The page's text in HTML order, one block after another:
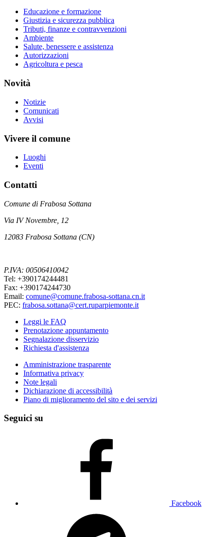
Educazione e formazione
Giustizia e sicurezza pubblica
Tributi, finanze e contravvenzioni
Ambiente
Salute, benessere e assistenza
Autorizzazioni
Agricoltura e pesca
Novità
Notizie
Comunicati
Avvisi
Vivere il comune
Luoghi
Eventi
Contatti
Comune di Frabosa Sottana
Via IV Novembre, 12
12083 Frabosa Sottana (CN)
P.IVA: 00506410042
Tel: +390174244481
Fax: +390174244730
Email: comune@comune.frabosa-sottana.cn.it
PEC: frabosa.sottana@cert.ruparpiemonte.it
Leggi le FAQ
Prenotazione appuntamento
Segnalazione disservizio
Richiesta d'assistenza
Amministrazione trasparente
Informativa privacy
Note legali
Dichiarazione di accessibilità
Piano di miglioramento del sito e dei servizi
Seguici su
Facebook